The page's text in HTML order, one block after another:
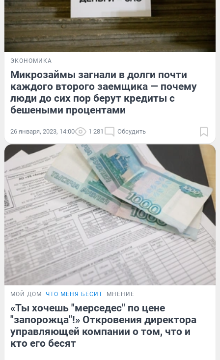
ЭКОНОМИКА
Микрозаймы загнали в долги почти
каждого второго заемщика — почему
люди до сих пор берут кредиты с
бешеными процентами
26 января, 2023, 14:00 1 281 Обсудить
МОЙ ДОМ ЧТО МЕНЯ БЕСИТ МНЕНИЕ
«Ты хочешь "мерседес" по цене
"запорожца"!» Откровения директора
управляющей компании о том, что и
кто его бесят